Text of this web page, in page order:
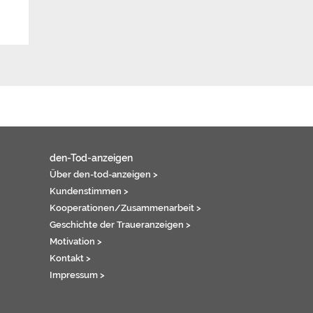
den-Tod-anzeigen
Über den-tod-anzeigen >
Kundenstimmen >
Kooperationen/Zusammenarbeit >
Geschichte der Traueranzeigen >
Motivation >
Kontakt >
Impressum >